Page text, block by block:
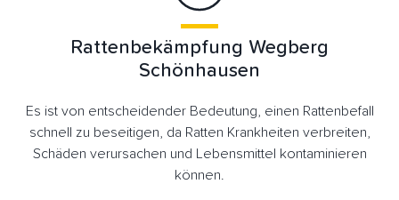
Rattenbekämpfung Wegberg
Schönhausen
Es ist von entscheidender Bedeutung, einen Rattenbefall
schnell zu beseitigen, da Ratten Krankheiten verbreiten,
Schäden verursachen und Lebensmittel kontaminieren
können.